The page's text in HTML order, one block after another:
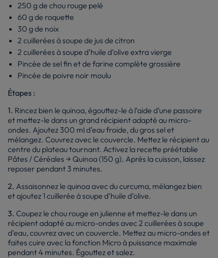
250 g de chou rouge pelé
60 g de roquette
30 g de noix
2 cuillerées à soupe de jus de citron
2 cuillerées à soupe d’huile d’olive extra vierge
Pincée de sel fin et de farine complète grossière
Pincée de poivre noir moulu
Étapes :
1. Rincez bien le quinoa, égouttez-le à l’aide d’une passoire
et mettez-le dans un grand récipient adapté au micro-
ondes. Ajoutez 300 ml d’eau froide, du gros sel et
mélangez. Couvrez avec le couvercle. Mettez le récipient au
centre du plateau tournant. Activez la recette préétablie
Pâtes / Céréales → Quinoa (150 g). Après la cuisson, laissez
reposer pendant 3 minutes.
2. Assaisonnez le quinoa avec du curcuma, mélangez bien
et ajoutez 1 cuillerée à soupe d’huile d’olive.
3. Coupez le chou rouge en julienne et mettez-le dans un
récipient adapté au micro-ondes avec 2 cuillerées à soupe
d’eau, couvrez avec un couvercle. Mettez au micro-ondes et
faites cuire avec la fonction Micro à puissance maximale
pendant 4 minutes. Égouttez et salez.